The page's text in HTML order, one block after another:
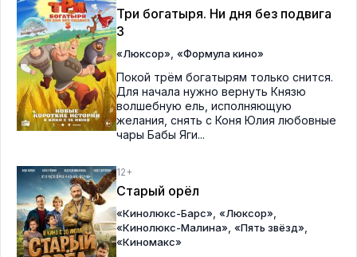
Три богатыря. Ни дня без подвига
3
«Люксор» «Формула кино»
Покой трём богатырям только снится.
Для начала нужно вернуть Князю
волшебную ель, исполняющую
желания, снять с Коня Юлия любовные
чары Бабы Яги...
12+
Старый орёл
«Кинолюкс-Барс» «Люксор»
«Кинолюкс-Малина» «Пять звёзд»
«Киномакс»